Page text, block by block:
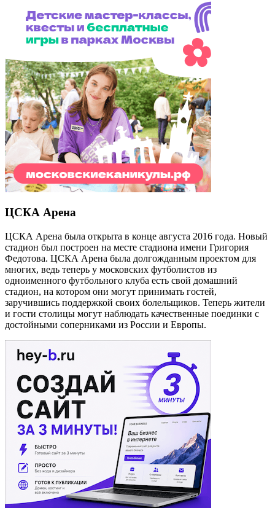
ЦСКА Арена
ЦСКА Арена была открыта в конце августа 2016 года. Новый
стадион был построен на месте стадиона имени Григория
Федотова. ЦСКА Арена была долгожданным проектом для
многих, ведь теперь у московских футболистов из
одноименного футбольного клуба есть свой домашний
стадион, на котором они могут принимать гостей,
заручившись поддержкой своих болельщиков. Теперь жители
и гости столицы могут наблюдать качественные поединки с
достойными соперниками из России и Европы.